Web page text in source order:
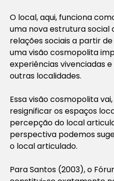
O local, aqui, funciona
uma nova estrutura social
relações sociais a partir
uma visão cosmopolita
experiências vivenciadas
outras localidades.
Essa visão cosmopolita
resignificar os espaços
percepção do local
perspectiva podemos
o local articulado.
Para Santos (2003), o